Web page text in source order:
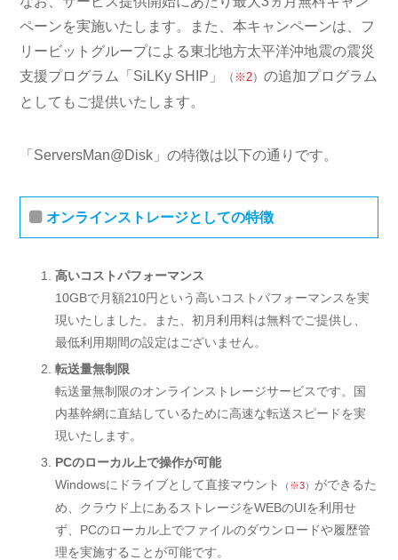
ペーンを実施いたします。また、本キャンペーンは、フ
リービットグループによる東北地方太平洋沖地震の震災
支援プログラム「SiLKy SHIP」
（ ※2）の追加プログラム
としてもご提供いたします。
「ServersMan@Disk」の特徴は以下の通りです。
オンラインストレージとしての特徴
高いコストパフォーマンス
10GBで月額210円という高いコストパフォーマンスを実
現いたしました。また、初月利用料は無料でご提供し、
最低利用期間の設定はございません。
転送量無制限
転送量無制限のオンラインストレージサービスです。国
内基幹網に直結しているために高速な転送スピードを実
現いたします。
PCのローカル上で操作が可能
Windowsにドライブとして直接マウント
（ ※3） ができるた
め、クラウド上にあるストレージをWEBのUIを利用せ
ず、PCのローカル上でファイルのダウンロードや履歴管
理を実施することが可能です。